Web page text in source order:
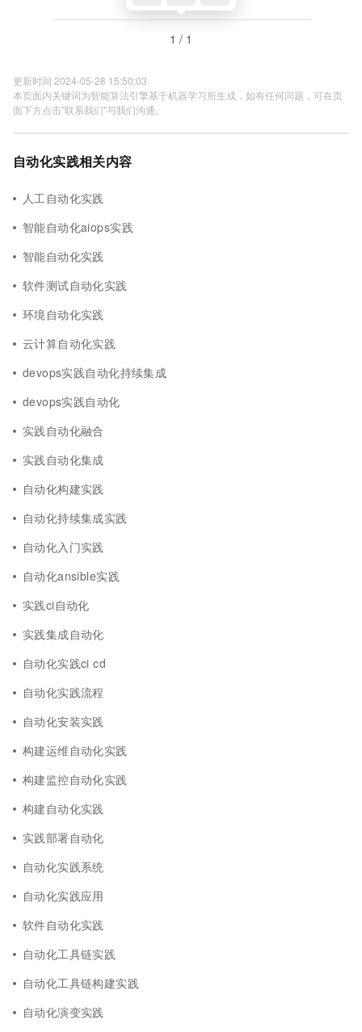
1 / 1
更新时间 2024-05-28 15:50:03
本页面内关键词为智能算法引擎基于机器学习所生成，如有任何问题，可在页
面下方点击"联系我们"与我们沟通。
自动化实践相关内容
人工自动化实践
智能自动化aiops实践
智能自动化实践
软件测试自动化实践
环境自动化实践
云计算自动化实践
devops实践自动化持续集成
devops实践自动化
实践自动化融合
实践自动化集成
自动化构建实践
自动化持续集成实践
自动化入门实践
自动化ansible实践
实践ci自动化
实践集成自动化
自动化实践ci cd
自动化实践流程
自动化安装实践
构建运维自动化实践
构建监控自动化实践
构建自动化实践
实践部署自动化
自动化实践系统
自动化实践应用
软件自动化实践
自动化工具链实践
自动化工具链构建实践
自动化演变实践